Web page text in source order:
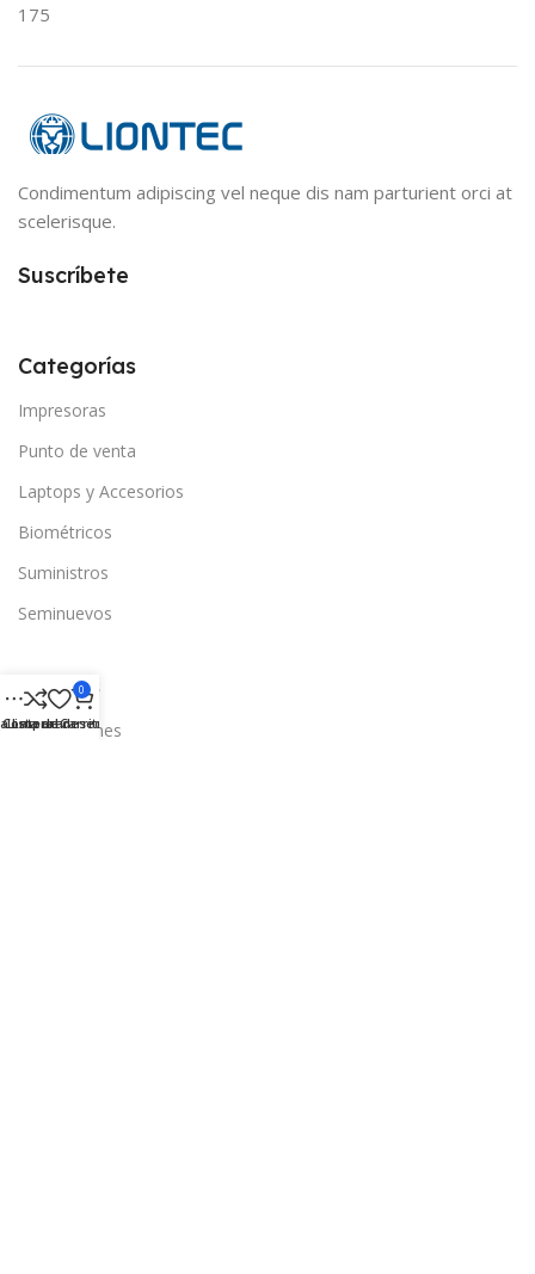
175
Condimentum adipiscing vel neque dis nam parturient orci at
scelerisque.
Suscríbete
Categorías
Impresoras
Punto de venta
Laptops y Accesorios
Biométricos
Suministros
Seminuevos
Enlaces
Promociones
Lateral
Comparar
Lista de deseos
0
Carrito